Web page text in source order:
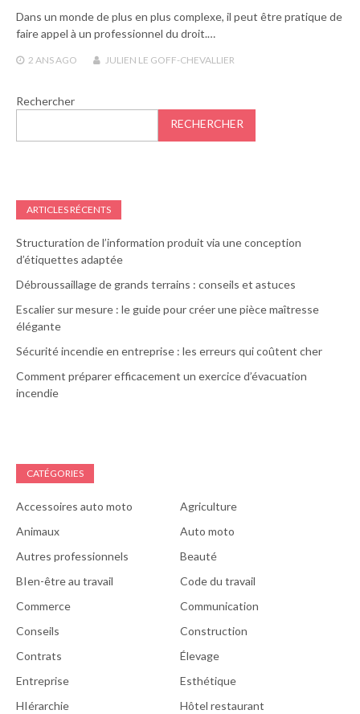
Dans un monde de plus en plus complexe, il peut être pratique de
faire appel à un professionnel du droit.…
2 ANS AGO JULIEN LE GOFF-CHEVALLIER
Rechercher
RECHERCHER
ARTICLES RÉCENTS
Structuration de l’information produit via une conception
d’étiquettes adaptée
Débroussaillage de grands terrains : conseils et astuces
Escalier sur mesure : le guide pour créer une pièce maîtresse
élégante
Sécurité incendie en entreprise : les erreurs qui coûtent cher
Comment préparer efficacement un exercice d’évacuation
incendie
CATÉGORIES
Accessoires auto moto
Agriculture
Animaux
Auto moto
Autres professionnels
Beauté
BIen-être au travail
Code du travail
Commerce
Communication
Conseils
Construction
Contrats
Élevage
Entreprise
Esthétique
HIérarchie
Hôtel restaurant